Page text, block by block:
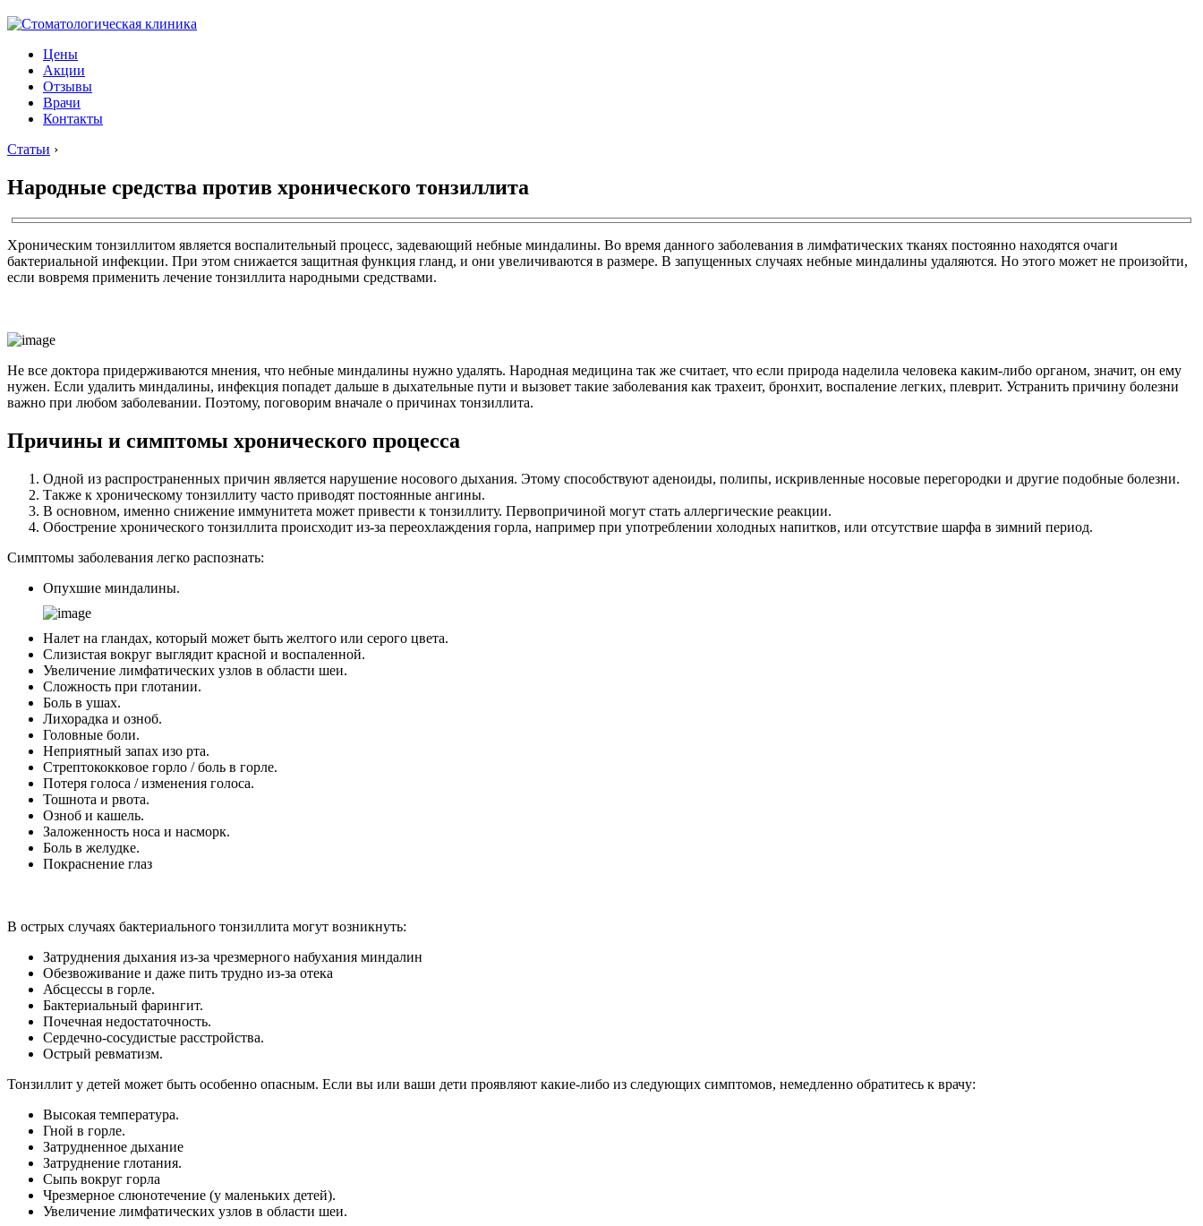
Цены
Акции
Отзывы
Врачи
Контакты
Статьи ›
Народные средства против хронического тонзиллита
Хроническим тонзиллитом является воспалительный процесс, задевающий небные миндалины. Во время данного заболевания в лимфатических тканях постоянно находятся очаги
бактериальной инфекции. При этом снижается защитная функция гланд, и они увеличиваются в размере. В запущенных случаях небные миндалины удаляются. Но этого может не произойти,
если вовремя применить лечение тонзиллита народными средствами.
Не все доктора придерживаются мнения, что небные миндалины нужно удалять. Народная медицина так же считает, что если природа наделила человека каким-либо органом, значит, он ему
нужен. Если удалить миндалины, инфекция попадет дальше в дыхательные пути и вызовет такие заболевания как трахеит, бронхит, воспаление легких, плеврит. Устранить причину болезни
важно при любом заболевании. Поэтому, поговорим вначале о причинах тонзиллита.
Причины и симптомы хронического процесса
Одной из распространенных причин является нарушение носового дыхания. Этому способствуют аденоиды, полипы, искривленные носовые перегородки и другие подобные болезни.
Также к хроническому тонзиллиту часто приводят постоянные ангины.
В основном, именно снижение иммунитета может привести к тонзиллиту. Первопричиной могут стать аллергические реакции.
Обострение хронического тонзиллита происходит из-за переохлаждения горла, например при употреблении холодных напитков, или отсутствие шарфа в зимний период.
Симптомы заболевания легко распознать:
Опухшие миндалины.
Налет на гландах, который может быть желтого или серого цвета.
Слизистая вокруг выглядит красной и воспаленной.
Увеличение лимфатических узлов в области шеи.
Сложность при глотании.
Боль в ушах.
Лихорадка и озноб.
Головные боли.
Неприятный запах изо рта.
Стрептококковое горло / боль в горле.
Потеря голоса / изменения голоса.
Тошнота и рвота.
Озноб и кашель.
Заложенность носа и насморк.
Боль в желудке.
Покраснение глаз
В острых случаях бактериального тонзиллита могут возникнуть:
Затруднения дыхания из-за чрезмерного набухания миндалин
Обезвоживание и даже пить трудно из-за отека
Абсцессы в горле.
Бактериальный фарингит.
Почечная недостаточность.
Сердечно-сосудистые расстройства.
Острый ревматизм.
Тонзиллит у детей может быть особенно опасным. Если вы или ваши дети проявляют какие-либо из следующих симптомов, немедленно обратитесь к врачу:
Высокая температура.
Гной в горле.
Затрудненное дыхание
Затруднение глотания.
Сыпь вокруг горла
Чрезмерное слюнотечение (у маленьких детей).
Увеличение лимфатических узлов в области шеи.